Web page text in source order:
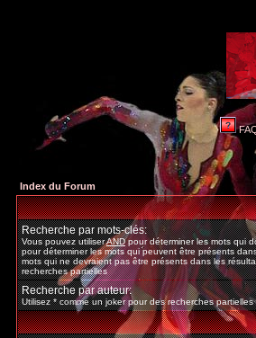
Index du Forum
Recherche par mots-clés:
Vous pouvez utiliserANDpour déterminer les mots qui
pour déterminer les mots qui peuvent être présents
mots qui ne devraient pas être présents dans les
recherches partielles
Recherche par auteur:
Utilisez * comme un joker pour des recherches partielles